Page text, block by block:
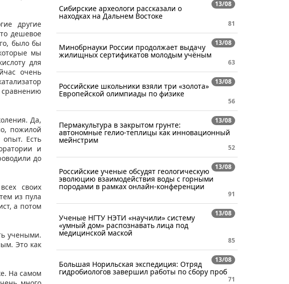
другие
дешевое
было бы
мы
для
очень
сравнению
Да,
пожилой
Есть
и
до
своих
из пула
а потом
учеными.
Это как
На самом
13/08
Сибирские археологи рассказали о
находках на Дальнем Востоке
81
13/08
Минобрнауки России продолжает выдачу
жилищных сертификатов молодым учёным
63
13/08
Российские школьники взяли три «золота»
Европейской олимпиады по физике
56
13/08
Пермакультура в закрытом грунте:
автономные гелио-теплицы как инновационный
мейнстрим
52
13/08
Российские ученые обсудят геологическую
эволюцию взаимодействия воды с горными
породами в рамках онлайн-конференции
91
13/08
Ученые НГТУ НЭТИ «научили» систему
«умный дом» распознавать лица под
медицинской маской
85
13/08
Большая Норильская экспедиция: Отряд
гидробиологов завершил работы по сбору проб
71